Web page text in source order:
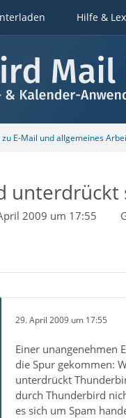
Hilfe &
zu E-Mail und allgemeines
unterdrückt
2009 um 17:55
29. April 2009 um 17:55
Einer unangenehmen
die Spur gekommen:
unterdrückt
durch Thunderbird
es sich um Spam